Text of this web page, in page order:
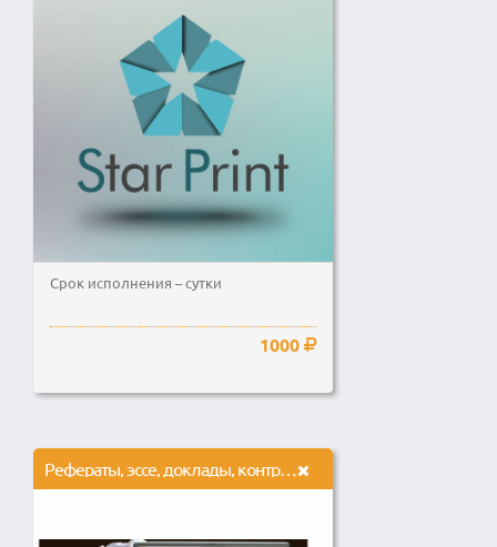
Срок исполнения – сутки
1000
Рефераты, эссе, доклады, контрольные работы, тесты по гуманитарным дисциплинам